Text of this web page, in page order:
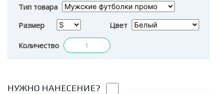
Тип товара
Размер
Цвет
Количество
НУЖНО НАНЕСЕНИЕ?